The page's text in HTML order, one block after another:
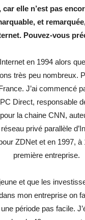
elle n’est pas
et
Pouvez-vous
en 1994 alors
très peu nombreux.
J’ai commencé
Direct, responsable
la chaine CNN,
privé parallèle
ZDNet et en 1997,
première entreprise.
et que les
mon entreprise on
période pas facile.